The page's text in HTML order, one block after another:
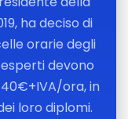
ha deciso di
orarie degli
devono
ora, in
loro diplomi.